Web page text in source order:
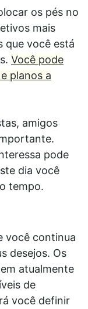
os pés no
mais
que você está
Você pode
planos a
amigos
pode
dia você
tempo.
você continua
desejos. Os
atualmente
de
você definir